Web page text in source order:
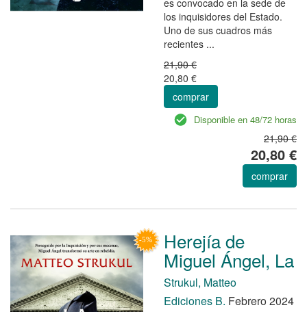
los inquisidores del Estado.
Uno de sus cuadros más
recientes ...
21,90 €
20,80 €
comprar
Disponible en 48/72 horas
21,90 €
20,80 €
comprar
Herejía de
Miguel Ángel, La
Strukul, Matteo
Ediciones B. Febrero 2024